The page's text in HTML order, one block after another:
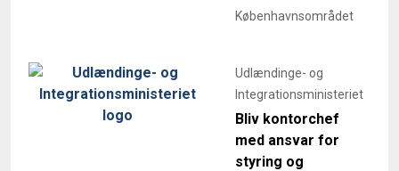
Københavnsområdet
Udlændinge- og
Integrationsministeriet
Bliv kontorchef
med ansvar for
styring og